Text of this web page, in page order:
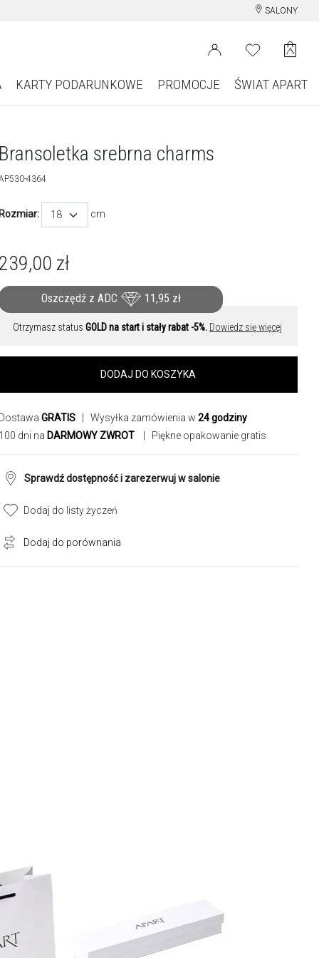
SALONY
KARTY PODARUNKOWE PROMOCJE ŚWIAT APART
srebrna charms
4364
18 cm
zł
Oszczędź z ADC 11,95 zł
Otrzymasz status GOLD na start i stały rabat -5%. Dowiedz się więcej
DODAJ DO KOSZYKA
GRATIS | Wysyłka zamówienia w 24 godziny
dni na DARMOWY ZWROT | Piękne opakowanie gratis
Sprawdź dostępność i zarezerwuj w salonie
Dodaj do listy życzeń
Dodaj do porównania